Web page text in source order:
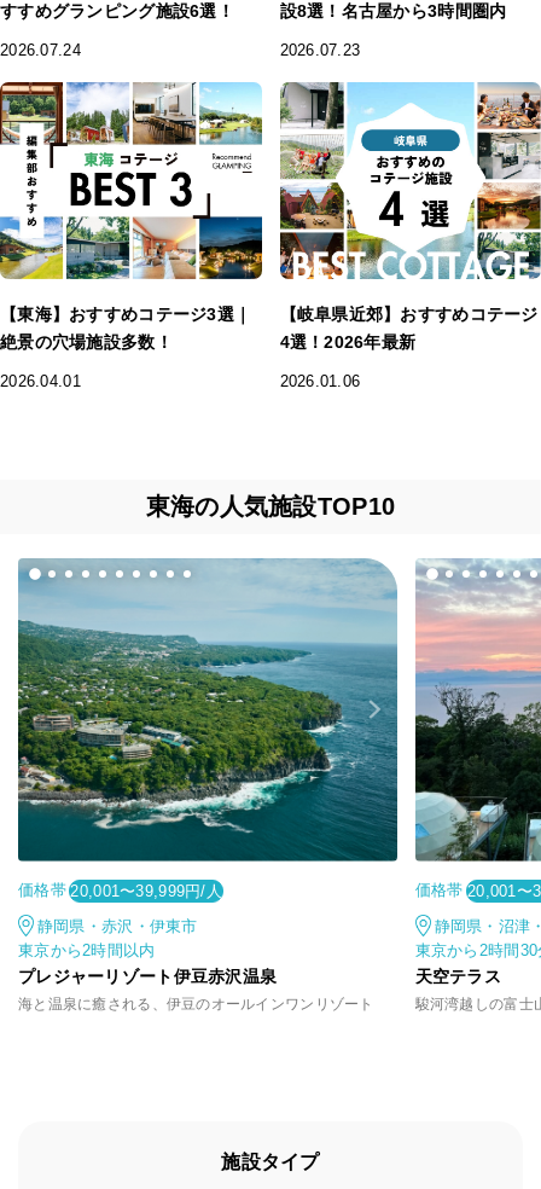
すすめグランピング施設6選！
2026.07.24
設8選！名古屋から3時間圏内
2026.07.23
【東海】おすすめコテージ3選｜
絶景の穴場施設多数！
2026.04.01
【岐阜県近郊】おすすめコテージ
4選！2026年最新
2026.01.06
東海の人気施設TOP10
価格帯 20,001〜39,999円/人
静岡県・赤沢・伊東市
東京から2時間以内
プレジャーリゾート伊豆赤沢温泉
海と温泉に癒される、伊豆のオールインワンリゾート
価格帯 20,001〜
静岡県・沼津
東京から2時間
天空テラス
施設タイプ